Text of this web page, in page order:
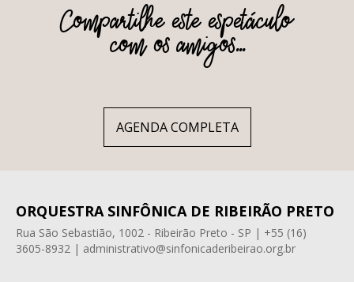
Compartilhe este espetáculo
com os amigos...
AGENDA COMPLETA
ORQUESTRA SINFÔNICA DE RIBEIRÃO PRETO
Rua São Sebastião, 1002 - Ribeirão Preto - SP | +55 (16)
3605-8932 | administrativo@sinfonicaderibeirao.org.br